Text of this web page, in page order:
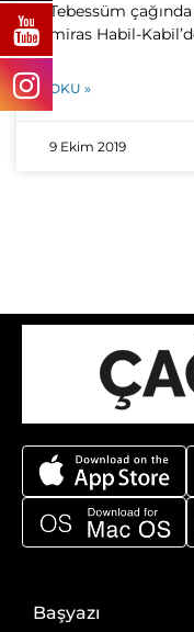
Tebessüm
miras Habil-
OKU »
9 Ekim 2019
Başyazı